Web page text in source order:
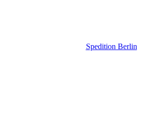
Spedition Berlin